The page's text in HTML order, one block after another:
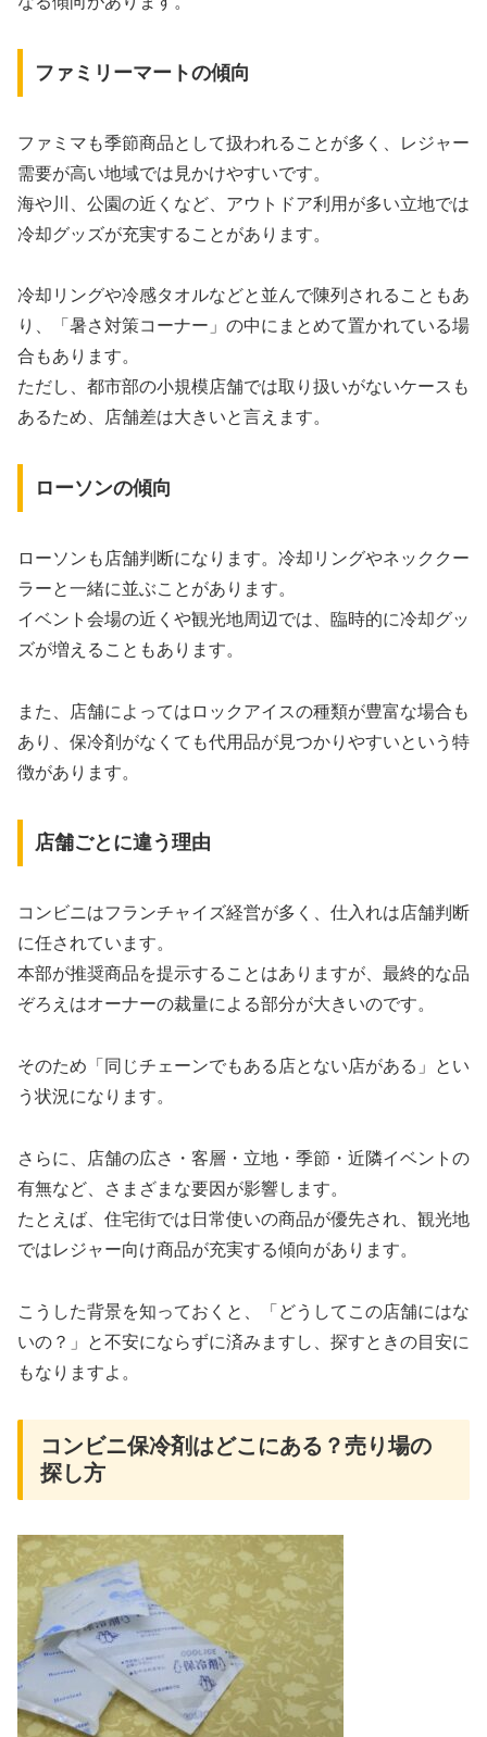
ファミリーマートの傾向
ファミマも季節商品として扱われることが多く、レジャー
需要が高い地域では見かけやすいです。
海や川、公園の近くなど、アウトドア利用が多い立地では
冷却グッズが充実することがあります。
冷却リングや冷感タオルなどと並んで陳列されることもあ
り、「暑さ対策コーナー」の中にまとめて置かれている場
合もあります。
ただし、都市部の小規模店舗では取り扱いがないケースも
あるため、店舗差は大きいと言えます。
ローソンの傾向
ローソンも店舗判断になります。冷却リングやネッククー
ラーと一緒に並ぶことがあります。
イベント会場の近くや観光地周辺では、臨時的に冷却グッ
ズが増えることもあります。
また、店舗によってはロックアイスの種類が豊富な場合も
あり、保冷剤がなくても代用品が見つかりやすいという特
徴があります。
店舗ごとに違う理由
コンビニはフランチャイズ経営が多く、仕入れは店舗判断
に任されています。
本部が推奨商品を提示することはありますが、最終的な品
ぞろえはオーナーの裁量による部分が大きいのです。
そのため「同じチェーンでもある店とない店がある」とい
う状況になります。
さらに、店舗の広さ・客層・立地・季節・近隣イベントの
有無など、さまざまな要因が影響します。
たとえば、住宅街では日常使いの商品が優先され、観光地
ではレジャー向け商品が充実する傾向があります。
こうした背景を知っておくと、「どうしてこの店舗にはな
いの？」と不安にならずに済みますし、探すときの目安に
もなりますよ。
コンビニ保冷剤はどこにある？売り場の
探し方